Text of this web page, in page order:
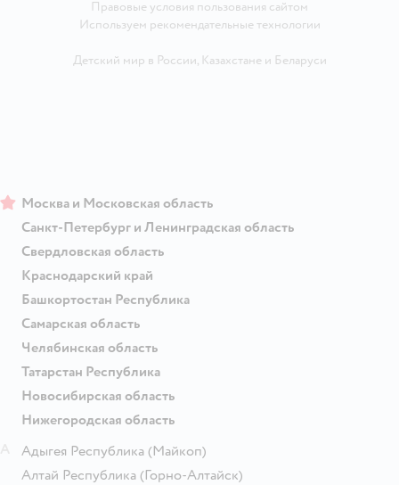
Правовые условия пользования сайтом
Используем рекомендательные технологии
Детский мир в России, Казахстанеи Беларуси
Москва и Московская область
Санкт-Петербург и Ленинградская область
Свердловская область
Краснодарский край
Башкортостан Республика
Самарская область
Челябинская область
Татарстан Республика
Новосибирская область
Нижегородская область
Адыгея Республика (Майкоп)
Алтай Республика (Горно-Алтайск)